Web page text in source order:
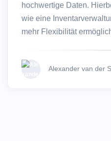
hochwertige Daten.
wie eine
mehr Flexibilität
Alexander van der